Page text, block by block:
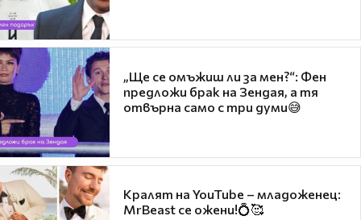
„Ще се омъжиш ли за мен?“: Фен
предложи брак на Зендая, а тя
отвърна само с три думи😅
Кралят на YouTube – младоженец:
MrBeast се ожени!💍🥰